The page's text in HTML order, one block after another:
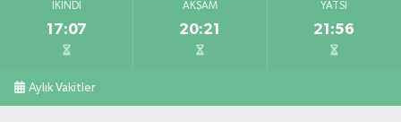
İKINDI
17:07
AKŞAM
20:21
YATSI
21:56
Aylık Vakitler